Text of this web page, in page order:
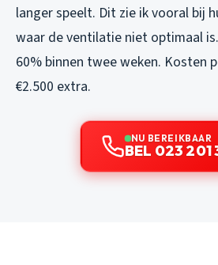
langer speelt. Dit zie ik vooral bij
waar de ventilatie niet optimaal
60% binnen twee weken. Kosten
€2.500 extra.
NU BEREIKBAAR
BEL 023 201